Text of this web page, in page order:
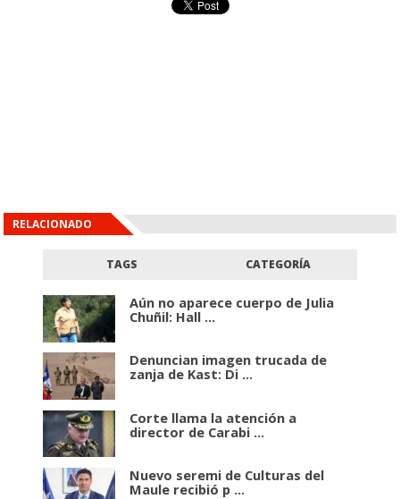
RELACIONADO
TAGS CATEGORÍA
Aún no aparece cuerpo de Julia
Chuñil: Hall ...
Denuncian imagen trucada de
zanja de Kast: Di ...
Corte llama la atención a
director de Carabi ...
Nuevo seremi de Culturas del
Maule recibió p ...